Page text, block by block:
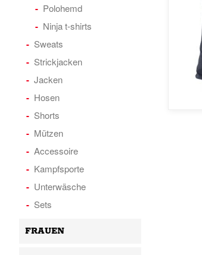
Polohemd
Ninja t-shirts
Sweats
Strickjacken
Jacken
Hosen
Shorts
Mützen
Accessoire
Kampfsporte
Unterwäsche
Sets
FRAUEN